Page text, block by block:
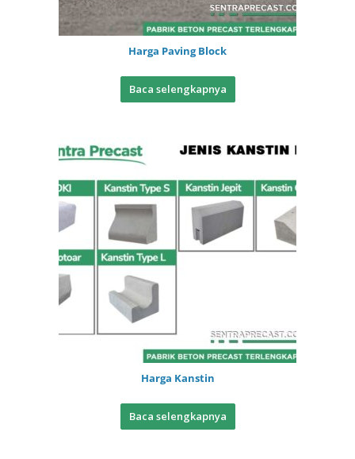
Harga Paving Block
Baca selengkapnya
Harga Kanstin
Baca selengkapnya